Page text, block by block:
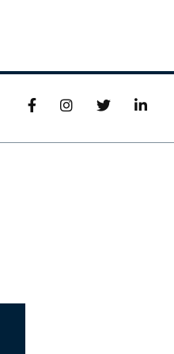
   